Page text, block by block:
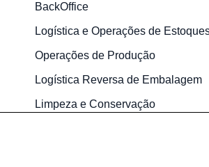
BackOffice
Logística e Operações de
Operações de Produção
Logística Reversa de Embalagem
Limpeza e Conservação